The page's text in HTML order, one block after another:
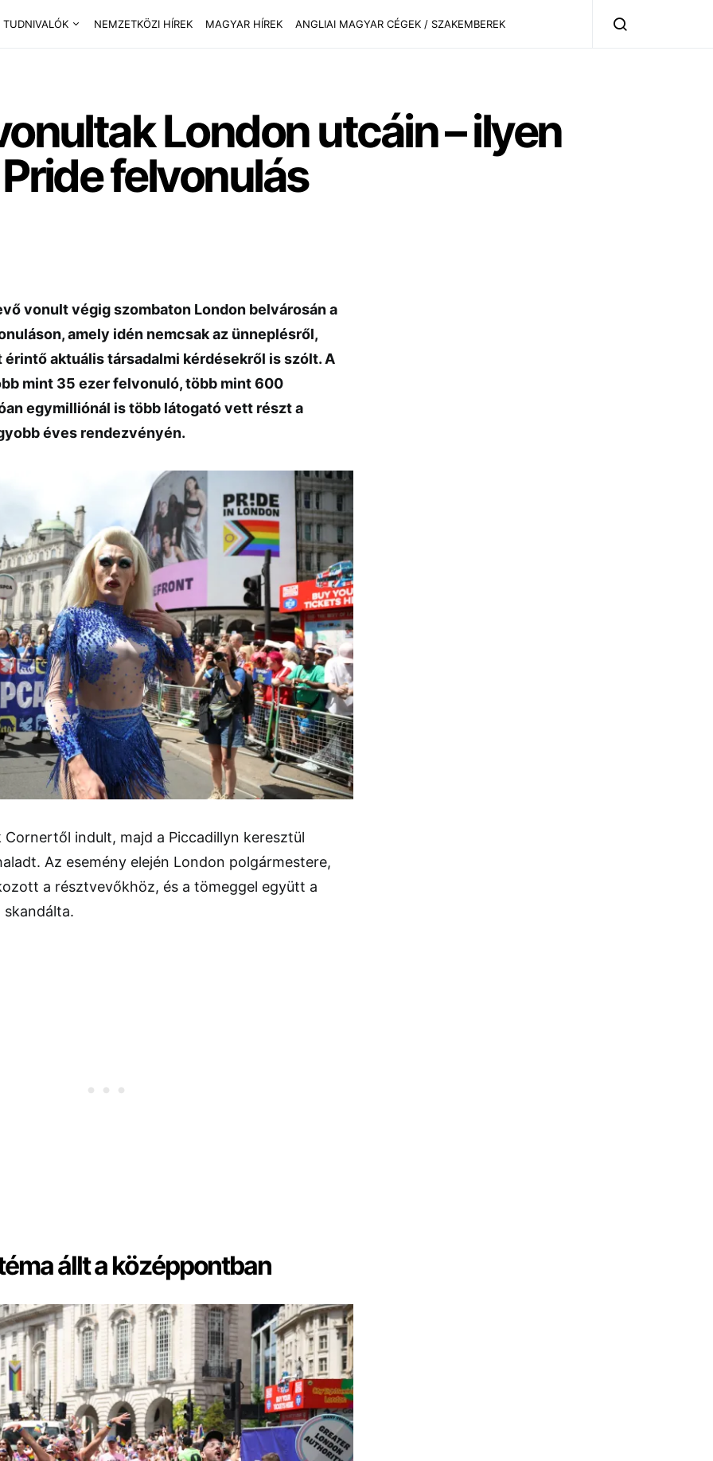
NEMZETKÖZI HÍREK MAGYAR HÍREK ANGLIAI MAGYAR CÉGEK / SZAKEMBEREK
London utcáin – ilyen
felvonulás
vonult végig szombaton London belvárosán a
amely idén nemcsak az ünneplésről,
érintő aktuális társadalmi kérdésekről is szólt. A
mint 35 ezer felvonuló, több mint 600
egymilliónál is több látogató vett részt a
éves rendezvényén.
Cornertől indult, majd a Piccadillyn keresztül
Az esemény elején London polgármestere,
a résztvevőkhöz, és a tömeggel együtt a
skandálta.
állt a középpontban